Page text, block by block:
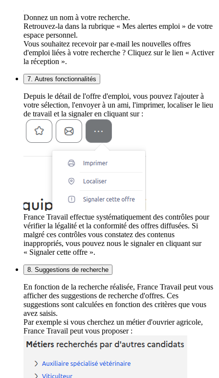
Donnez un nom à votre recherche.
Retrouvez-la dans la rubrique « Mes alertes emploi » de votre
espace personnel.
Vous souhaitez recevoir par e-mail les nouvelles offres
d'emploi liées à votre recherche ? Cliquez sur le lien « Activer
la réception ».
7. Autres fonctionnalités
Depuis le détail de l'offre d'emploi, vous pouvez l'ajouter à
votre sélection, l'envoyer à un ami, l'imprimer, localiser le lieu
de travail et la signaler en cliquant sur :
France Travail effectue systématiquement des contrôles pour
vérifier la légalité et la conformité des offres diffusées. Si
malgré ces contrôles vous constatez des contenus
inappropriés, vous pouvez nous le signaler en cliquant sur
« Signaler cette offre ».
8. Suggestions de recherche
En fonction de la recherche réalisée, France Travail peut vous
afficher des suggestions de recherche d'offres. Ces
suggestions sont calculées en fonction des critères que vous
avez saisis.
Par exemple si vous cherchez un métier d'ouvrier agricole,
France Travail peut vous proposer :